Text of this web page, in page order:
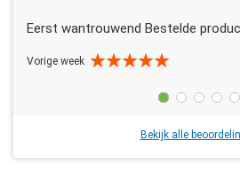
Eerst wantrouwend Bestelde
Vorige week
Bekijk alle